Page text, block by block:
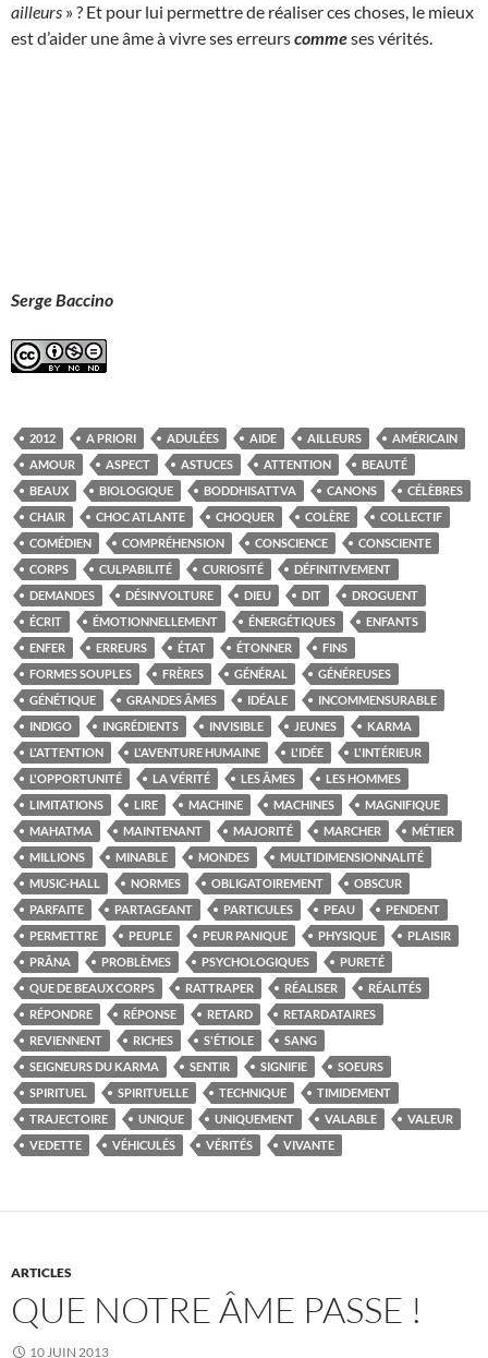
ailleurs » ? Et pour lui permettre de réaliser ces choses, le mieux
est d’aider une âme à vivre ses erreurscommeses vérités.
Serge Baccino
2012 A PRIORI ADULÉES AIDE AILLEURS
AMÉRICAIN
AMOUR
ASPECT ASTUCES ATTENTION
BEAUTÉ
BEAUX
BIOLOGIQUE BODDHISATTVA CANONS
CÉLÈBRES
CHAIR
CHOC ATLANTE CHOQUER COLÈRE
COLLECTIF
COMÉDIEN
COMPRÉHENSION CONSCIENCE
CONSCIENTE
CORPS
CULPABILITÉ CURIOSITÉ
DÉFINITIVEMENT
DEMANDES
DÉSINVOLTURE DIEU DIT
DROGUENT
ÉCRIT
ÉMOTIONNELLEMENT ÉNERGÉTIQUES
ENFANTS
ENFER
ERREURS ÉTAT ÉTONNER
FINS
FORMES SOUPLES
FRÈRES GÉNÉRAL
GÉNÉREUSES
GÉNÉTIQUE
GRANDES ÂMES IDÉALE
INCOMMENSURABLE
INDIGO
INGRÉDIENTS INVISIBLE JEUNES
KARMA
L'ATTENTION
L'AVENTURE HUMAINE L'IDÉE
L'INTÉRIEUR
L'OPPORTUNITÉ
LA VÉRITÉ LES ÂMES
LES HOMMES
LIMITATIONS
LIRE MACHINE MACHINES
MAGNIFIQUE
MAHATMA
MAINTENANT MAJORITÉ MARCHER
MÉTIER
MILLIONS
MINABLE MONDES
MULTIDIMENSIONNALITÉ
MUSIC-HALL
NORMES OBLIGATOIREMENT
OBSCUR
PARFAITE
PARTAGEANT PARTICULES PEAU
PENDENT
PERMETTRE
PEUPLE PEUR PANIQUE PHYSIQUE
PLAISIR
PRÂNA
PROBLÈMES PSYCHOLOGIQUES
PURETÉ
QUE DE BEAUX CORPS
RATTRAPER RÉALISER
RÉALITÉS
RÉPONDRE
RÉPONSE RETARD
RETARDATAIRES
REVIENNENT
RICHES S'ÉTIOLE
SANG
SEIGNEURS DU KARMA
SENTIR SIGNIFIE
SOEURS
SPIRITUEL
SPIRITUELLE TECHNIQUE
TIMIDEMENT
TRAJECTOIRE
UNIQUE UNIQUEMENT VALABLE
VALEUR
VEDETTE
VÉHICULÉS VÉRITÉS VIVANTE
ARTICLES
QUE NOTRE ÂME PASSE !
10 JUIN 2013